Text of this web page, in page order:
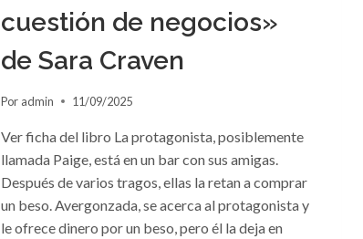
cuestión de negocios»
de Sara Craven
Por admin 11/09/2025
Ver ficha del libro La protagonista, posiblemente
llamada Paige, está en un bar con sus amigas.
Después de varios tragos, ellas la retan a comprar
un beso. Avergonzada, se acerca al protagonista y
le ofrece dinero por un beso, pero él la deja en